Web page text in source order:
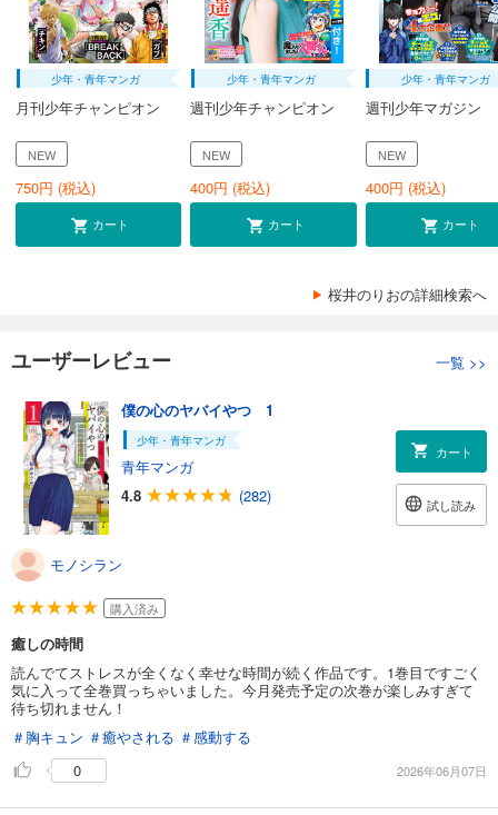
少年・青年マンガ
月刊少年チャンピオン
NEW
750円 (税込)
カート
少年・青年マンガ
週刊少年チャンピオン
NEW
400円 (税込)
カート
少年・青年マンガ
週刊少年マガジン
NEW
400円 (税込)
カート
桜井のりおの詳細検索へ
ユーザーレビュー 一覧 >>
僕の心のヤバイやつ 1
少年・青年マンガ
青年マンガ
4.8
(282)
カート
試し読み
モノシラン
購入済み
癒しの時間
読んでてストレスが全くなく幸せな時間が続く作品です。1巻目ですごく
気に入って全巻買っちゃいました。今月発売予定の次巻が楽しみすぎて
待ち切れません！
＃胸キュン ＃癒やされる ＃感動する
0
2026年06月07日